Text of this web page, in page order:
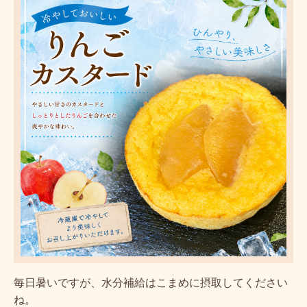
毎日暑いですが、水分補給はこまめに摂取してください
ね。